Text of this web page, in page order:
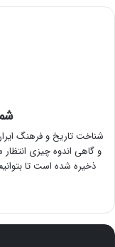
شناخت تاریخ و فرهنگ
و گاهی اندوه چیزی
ذخیره شده است تا